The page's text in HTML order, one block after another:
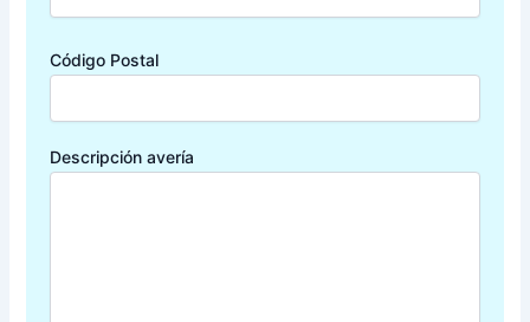
Código Postal
Descripción avería